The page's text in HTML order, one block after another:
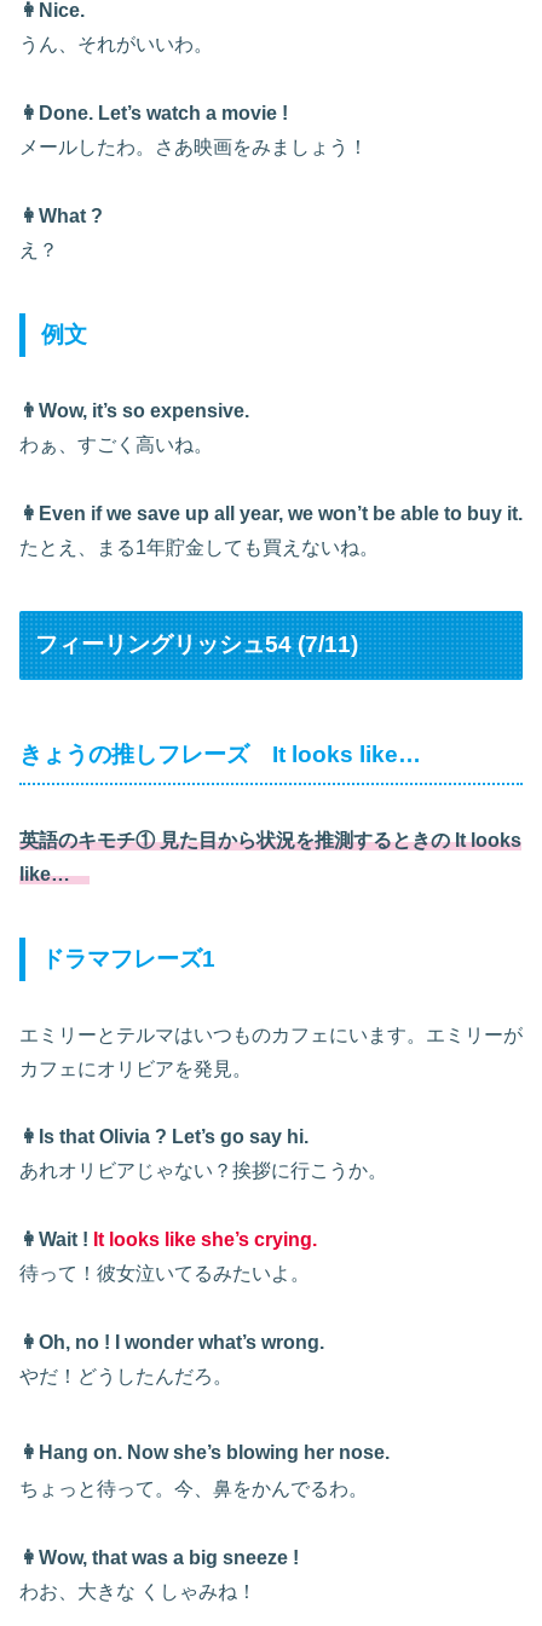
👩Nice.
うん、それがいいわ。
👩Done. Let’s watch a movie !
メールしたわ。さあ映画をみましょう！
👩What ?
え？
例文
👨Wow, it’s so expensive.
わぁ、すごく高いね。
👩Even if we save up all year, we won’t be able to buy it.
たとえ、まる1年貯金しても買えないね。
フィーリングリッシュ54 (7/11)
きょうの推しフレーズ It looks like…
英語のキモチ① 見た目から状況を推測するときの It looks
like…
ドラマフレーズ1
エミリーとテルマはいつものカフェにいます。エミリーが
カフェにオリビアを発見。
👩Is that Olivia ? Let’s go say hi.
あれオリビアじゃない？挨拶に行こうか。
👩Wait ! It looks like she’s crying.
待って！彼女泣いてるみたいよ。
👩Oh, no ! I wonder what’s wrong.
やだ！どうしたんだろ。
👩Hang on. Now she’s blowing her nose.
ちょっと待って。今、鼻をかんでるわ。
👩Wow, that was a big sneeze !
わお、大きな くしゃみね！